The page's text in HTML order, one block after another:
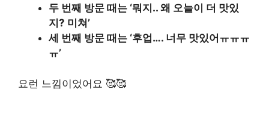
두 번째 방문 때는 ‘뭐지.. 왜 오늘이 더 맛있
지? 미쳐’
세 번째 방문 때는 ‘후업…. 너무 맛있어ㅠㅠㅠ
ㅠ’
요런 느낌이었어요 🥰🥰